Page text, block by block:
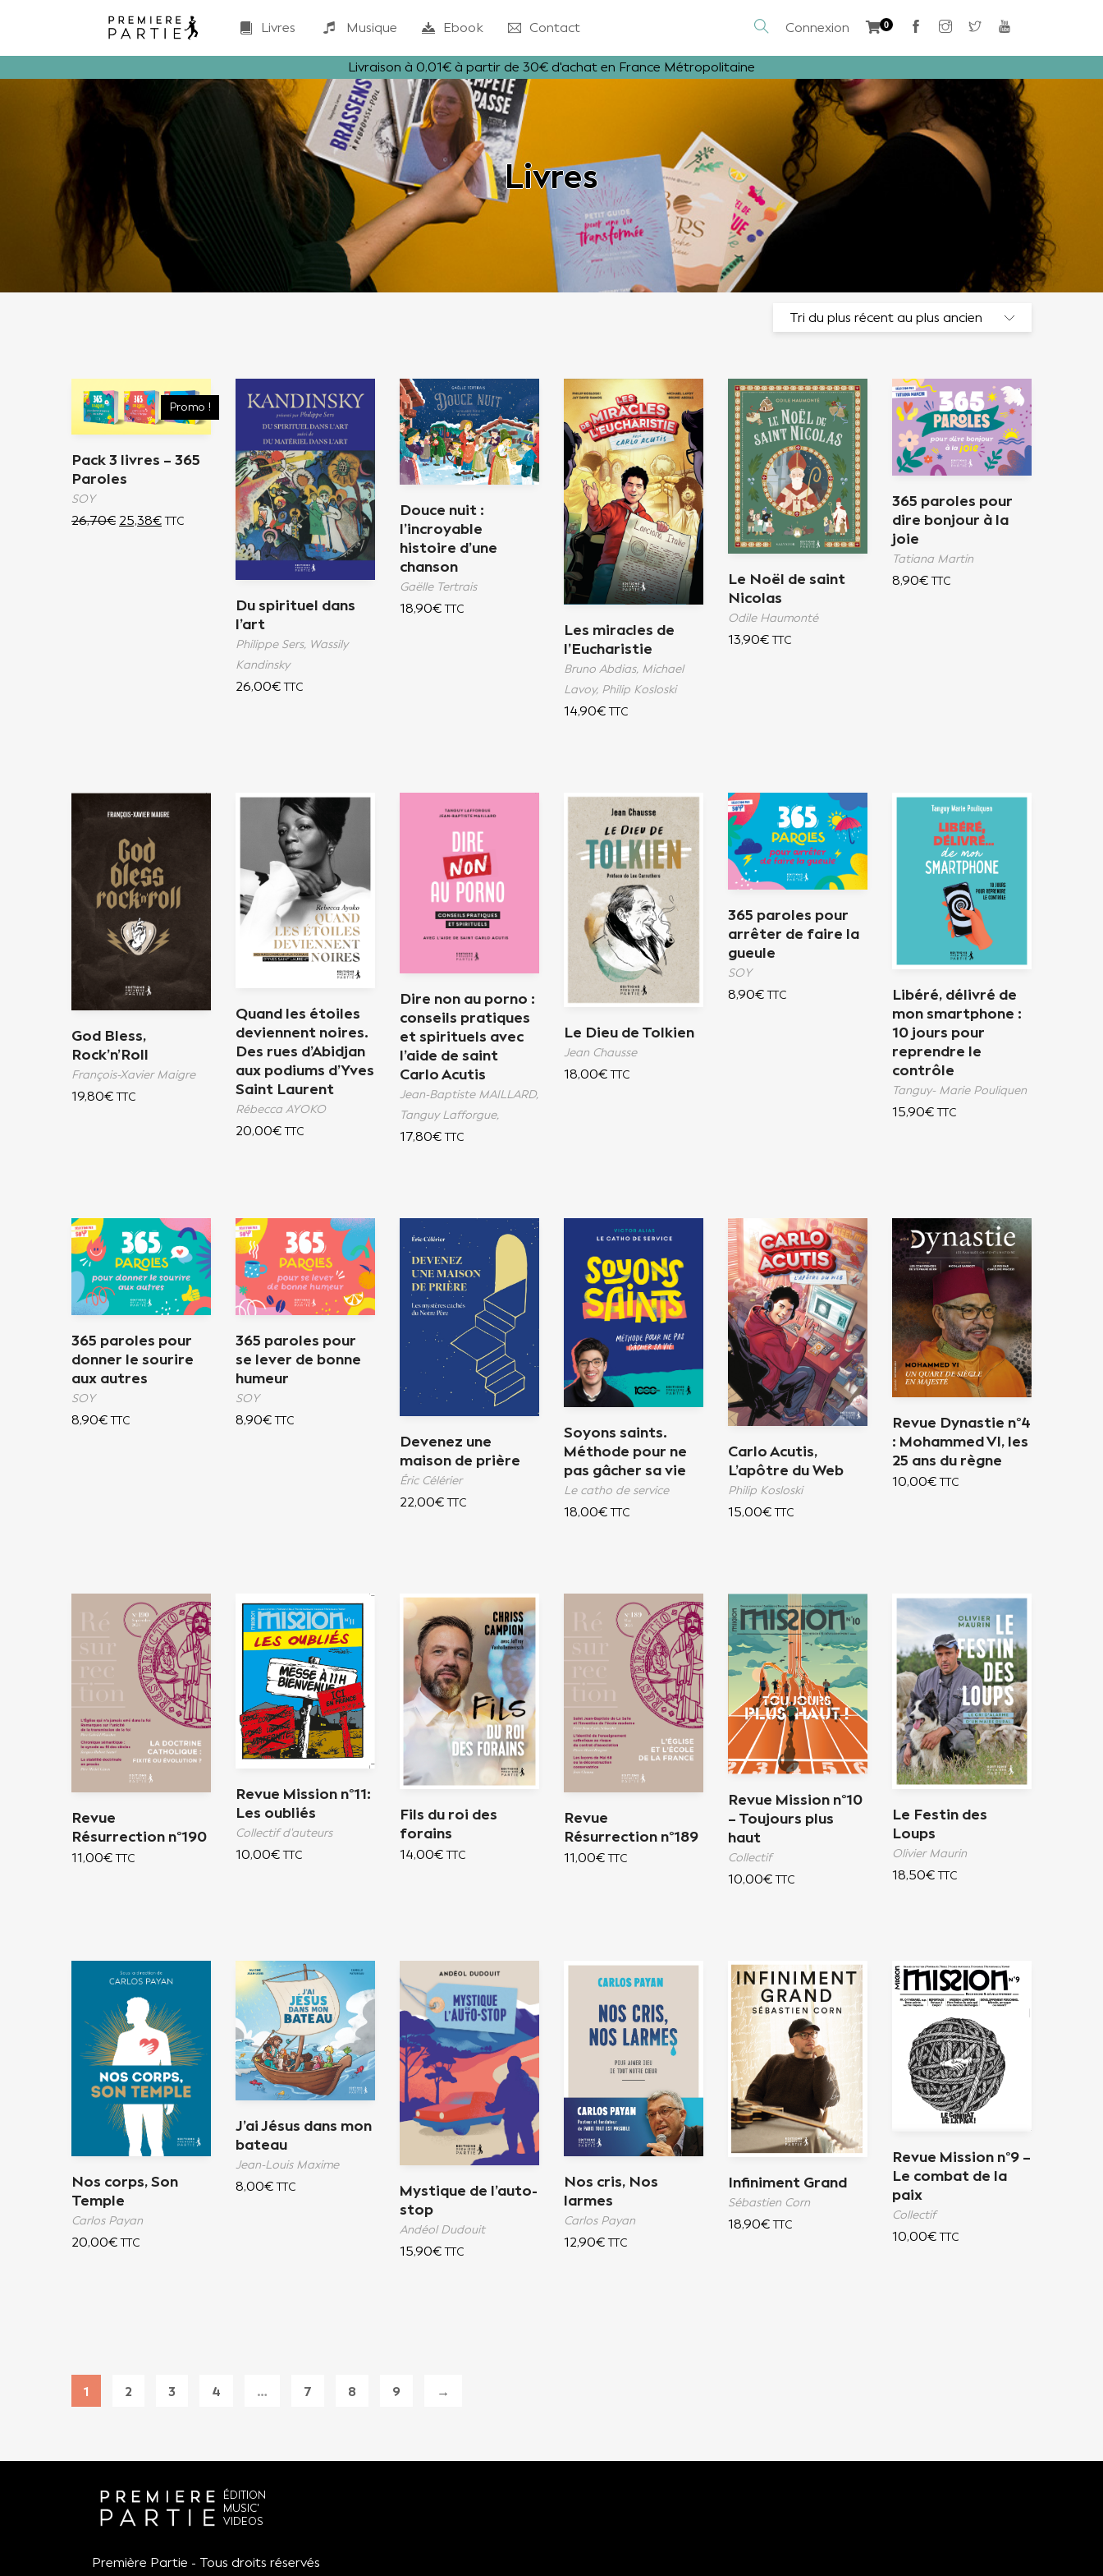
Livres Musique Ebook Contact Connexion 0
Livraison à 0,01€ à partir de 30€ d'achat en France Métropolitaine
Livres
Promo !
Pack 3 livres – 365
Paroles
SOY
26,70€ 25,38€ TTC
Du spirituel dans
l’art
Philippe Sers, Wassily
Kandinsky
26,00€ TTC
Douce nuit :
l’incroyable
histoire d’une
chanson
Gaëlle Tertrais
18,90€ TTC
Les miracles de
l’Eucharistie
Bruno Abdias, Michael
Lavoy, Philip Kosloski
14,90€ TTC
Le Noël de saint
Nicolas
Odile Haumonté
13,90€ TTC
365 paroles pour
dire bonjour à la
joie
Tatiana Martin
8,90€ TTC
God Bless,
Rock’n’Roll
François-Xavier Maigre
19,80€ TTC
Quand les étoiles
deviennent noires.
Des rues d’Abidjan
aux podiums d’Yves
Saint Laurent
Rébecca AYOKO
20,00€ TTC
Dire non au porno :
conseils pratiques
et spirituels avec
l’aide de saint
Carlo Acutis
Jean-Baptiste MAILLARD,
Tanguy Lafforgue,
17,80€ TTC
Le Dieu de Tolkien
Jean Chausse
18,00€ TTC
365 paroles pour
arrêter de faire la
gueule
SOY
8,90€ TTC
Libéré, délivré de
mon smartphone :
10 jours pour
reprendre le
contrôle
Tanguy- Marie Pouliquen
15,90€ TTC
365 paroles pour
donner le sourire
aux autres
SOY
8,90€ TTC
365 paroles pour
se lever de bonne
humeur
SOY
8,90€ TTC
Devenez une
maison de prière
Éric Célérier
22,00€ TTC
Soyons saints.
Méthode pour ne
pas gâcher sa vie
Le catho de service
18,00€ TTC
Carlo Acutis,
L’apôtre du Web
Philip Kosloski
15,00€ TTC
Revue Dynastie n°4
: Mohammed VI, les
25 ans du règne
10,00€ TTC
Revue
Résurrection n°190
11,00€ TTC
Revue Mission n°11:
Les oubliés
Collectif d'auteurs
10,00€ TTC
Fils du roi des
forains
14,00€ TTC
Revue
Résurrection n°189
11,00€ TTC
Revue Mission n°10
– Toujours plus
haut
Collectif
10,00€ TTC
Le Festin des
Loups
Olivier Maurin
18,50€ TTC
Nos corps, Son
Temple
Carlos Payan
20,00€ TTC
J’ai Jésus dans mon
bateau
Jean-Louis Maxime
8,00€ TTC
Mystique de l’auto-
stop
Andéol Dudouit
15,90€ TTC
Nos cris, Nos
larmes
Carlos Payan
12,90€ TTC
Infiniment Grand
Sébastien Corn
18,90€ TTC
Revue Mission n°9 –
Le combat de la
paix
Collectif
10,00€ TTC
1 2 3 4 … 7 8 9 →
ÉDITION
MUSIC'
VIDEOS
Première Partie - Tous droits réservés